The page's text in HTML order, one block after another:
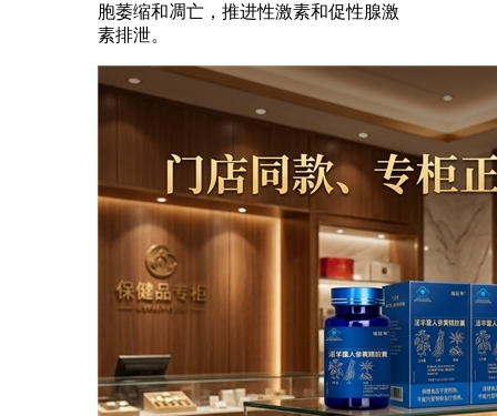
胞萎缩和凋亡，推进性激素和促性腺激
素排泄。